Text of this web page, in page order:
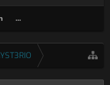
...